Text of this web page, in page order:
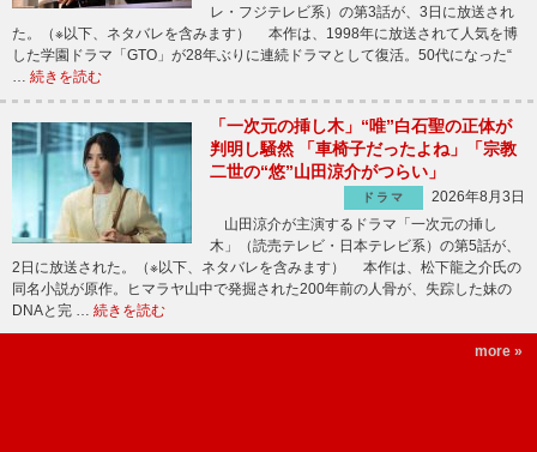
レ・フジテレビ系）の第3話が、3日に放送され
た。（※以下、ネタバレを含みます） 本作は、1998年に放送されて人気を博
した学園ドラマ「GTO」が28年ぶりに連続ドラマとして復活。50代になった“
… 続きを読む
「一次元の挿し木」“唯”白石聖の正体が
判明し騒然 「車椅子だったよね」「宗教
二世の“悠”山田涼介がつらい」
ドラマ
2026年8月3日
山田涼介が主演するドラマ「一次元の挿し
木」（読売テレビ・日本テレビ系）の第5話が、
2日に放送された。（※以下、ネタバレを含みます） 本作は、松下龍之介氏の
同名小説が原作。ヒマラヤ山中で発掘された200年前の人骨が、失踪した妹の
DNAと完 … 続きを読む
more »